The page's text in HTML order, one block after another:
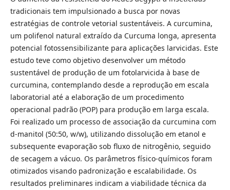
tradicionais tem impulsionado a busca por novas
estratégias de controle vetorial sustentáveis. A curcumina,
um polifenol natural extraído da Curcuma longa, apresenta
potencial fotossensibilizante para aplicações larvicidas. Este
estudo teve como objetivo desenvolver um método
sustentável de produção de um fotolarvicida à base de
curcumina, contemplando desde a reprodução em escala
laboratorial até a elaboração de um procedimento
operacional padrão (POP) para produção em larga escala.
Foi realizado um processo de associação da curcumina com
d-manitol (50:50, w/w), utilizando dissolução em etanol e
subsequente evaporação sob fluxo de nitrogênio, seguido
de secagem a vácuo. Os parâmetros físico-químicos foram
otimizados visando padronização e escalabilidade. Os
resultados preliminares indicam a viabilidade técnica da